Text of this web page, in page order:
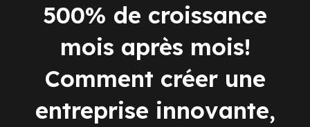
500% de croissance
mois après mois!
Comment créer une
entreprise innovante,